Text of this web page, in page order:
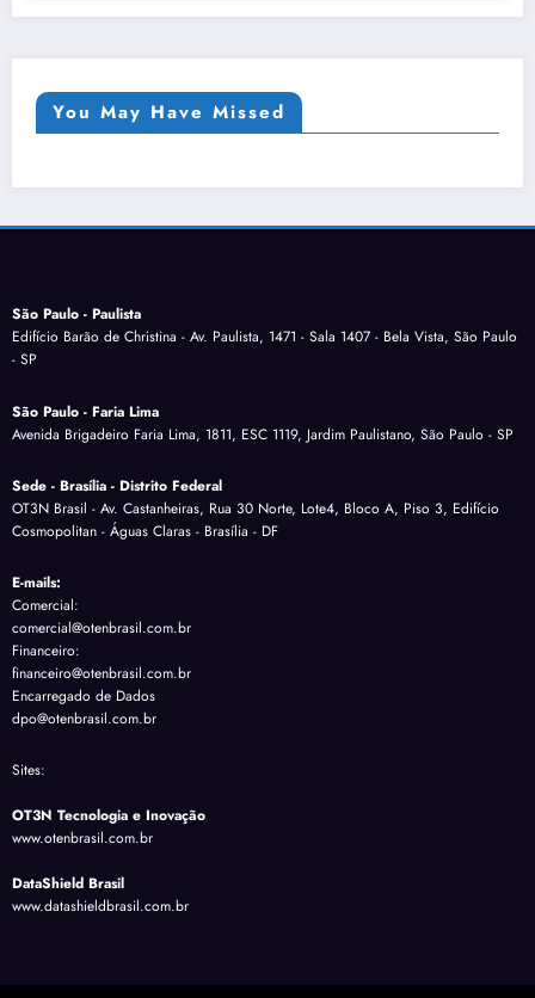
You May Have Missed
São Paulo - Paulista
Edifício Barão de Christina - Av. Paulista, 1471 - Sala 1407 - Bela Vista, São Paulo
- SP
São Paulo - Faria Lima
Avenida Brigadeiro Faria Lima, 1811, ESC 1119, Jardim Paulistano, São Paulo - SP
Sede - Brasília - Distrito Federal
OT3N Brasil - Av. Castanheiras, Rua 30 Norte, Lote4, Bloco A, Piso 3, Edifício
Cosmopolitan - Águas Claras - Brasília - DF
E-mails:
Comercial:
comercial@otenbrasil.com.br
Financeiro:
financeiro@otenbrasil.com.br
Encarregado de Dados
dpo@otenbrasil.com.br
Sites:
OT3N Tecnologia e Inovação
www.otenbrasil.com.br
DataShield Brasil
www.datashieldbrasil.com.br